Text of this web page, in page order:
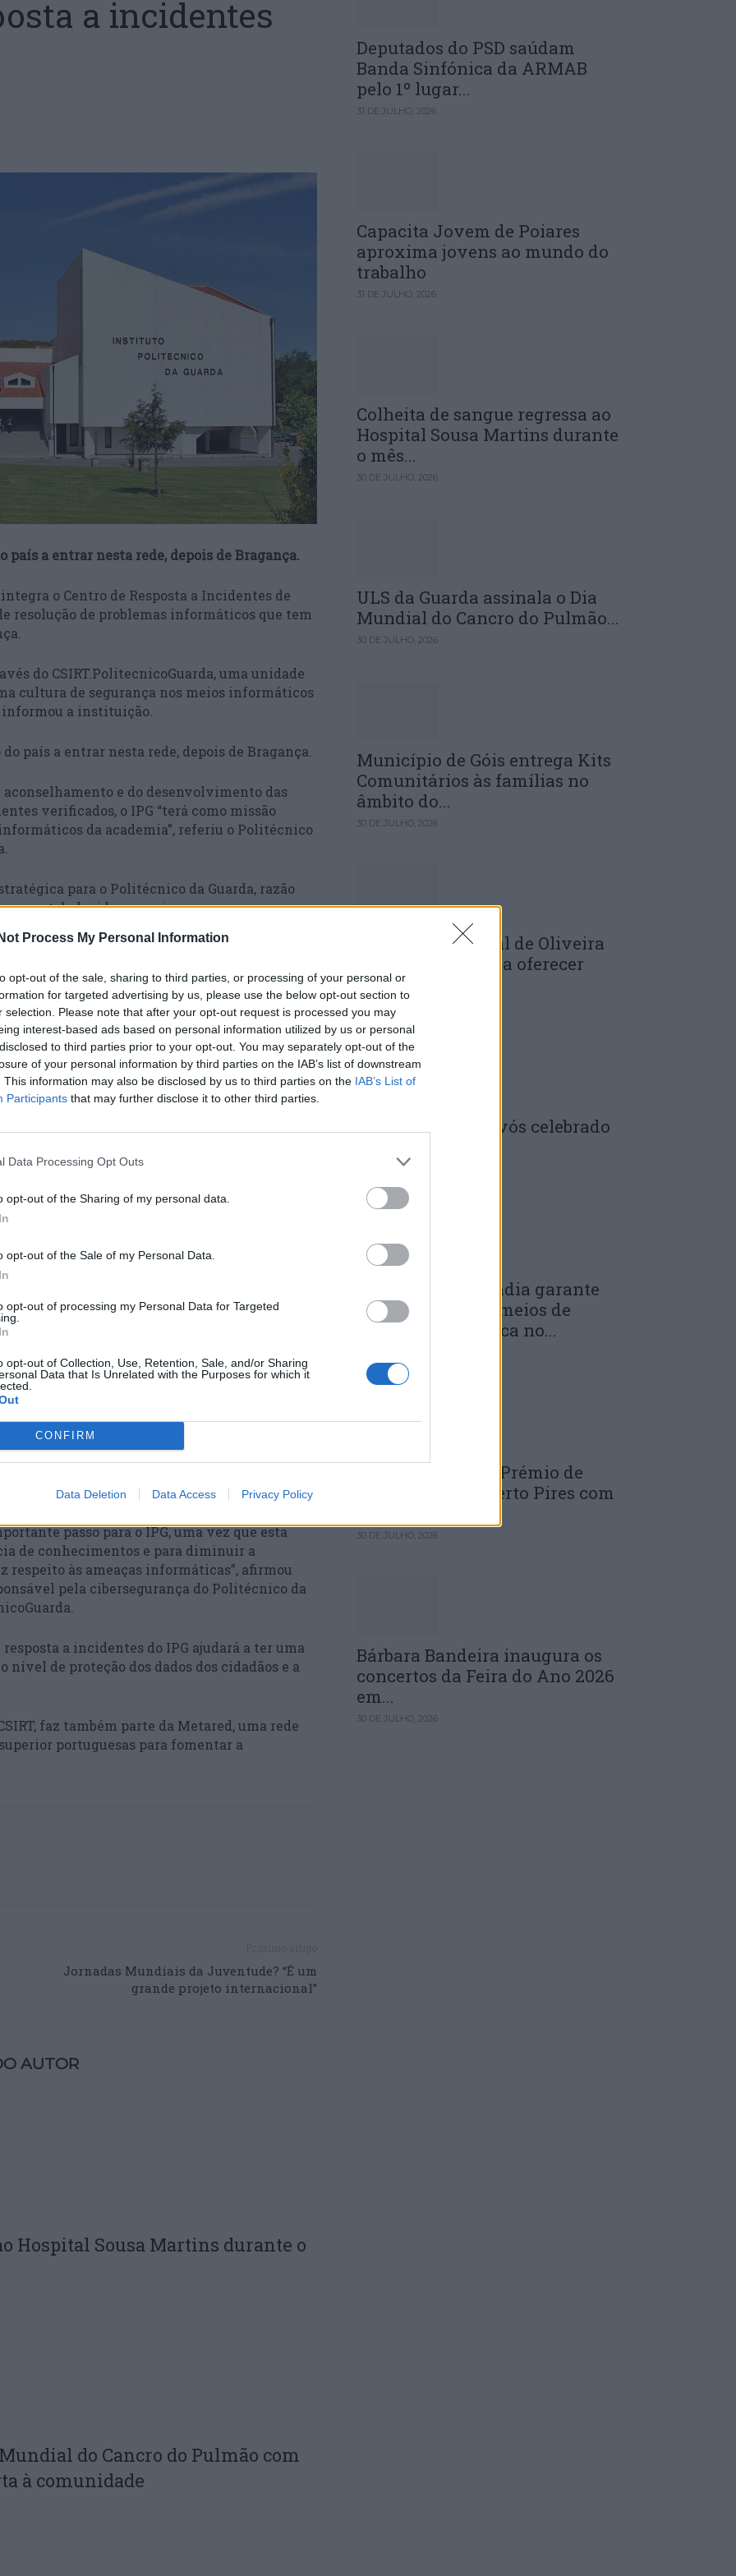
Process My Personal Information
opt-out of the sale, sharing to third parties, or processing of your personal or
for targeted advertising by us, please use the below opt-out section to
selection. Please note that after your opt-out request is processed you may
interest-based ads based on personal information utilized by us or personal
to third parties prior to your opt-out. You may separately opt-out of the
of your personal information by third parties on the IAB’s list of downstream
This information may also be disclosed by us to third parties on the IAB’s List of
Participants that may further disclose it to other third parties.
Data Processing Opt Outs
opt-out of the Sharing of my personal data.
opt-out of the Sale of my Personal Data.
opt-out of processing my Personal Data for Targeted
opt-out of Collection, Use, Retention, Sale, and/or Sharing
Data that Is Unrelated with the Purposes for which it
CONFIRM
Data Deletion Data Access Privacy Policy
a incidentes
a entrar nesta rede, depois de Bragança.
o Centro de Resposta a Incidentes de
resolução de problemas informáticos que tem
do CSIRT.PolitecnicoGuarda, uma unidade
cultura de segurança nos meios informáticos
informou a instituição.
país a entrar nesta rede, depois de Bragança.
aconselhamento e do desenvolvimento das
verificados, o IPG “terá como missão
da academia”, referiu o Politécnico
para o Politécnico da Guarda, razão
e estabelecido parcerias com empresas
setor”, afirmou Joaquim Brigas, presidente
a ser central nas sociedades contemporâneas e
empresas, cidadãos – se empenhem em
sistemas informáticos nas organizações. o
em Portugal”.
aumentar a cibersegurança em Portugal ao
nacionais pela segurança informática.
tem como missão desenvolver os instrumentos
a incidentes nas redes e nas bases
estatística nacional sobre incidentes de
de contramedidas pró-ativas e
em proteção informática e formado
instituição de ensino superior nacional a
(CTeSP) em Cibersegurança e está a
uma das maiores empresas mundiais na
Fortinet na Guarda estão a ser formados
cursos da Academia do Centro Nacional de
passo para o IPG, uma vez que esta
de conhecimentos e para diminuir a
respeito às ameaças informáticas”, afirmou
pela cibersegurança do Politécnico da
a incidentes do IPG ajudará a ter uma
de proteção dos dados dos cidadãos e a
faz também parte da Metared, uma rede
portuguesas para fomentar a
Jornadas Mundiais da Juventude? “É um
grande projeto internacional”
AUTOR
Hospital Sousa Martins durante o
do Cancro do Pulmão com
à comunidade
Deputados do PSD saúdam
Banda Sinfónica da ARMAB
pelo 1º lugar...
31 DE JULHO, 2026
Capacita Jovem de Poiares
aproxima jovens ao mundo do
trabalho
31 DE JULHO, 2026
Colheita de sangue regressa ao
Hospital Sousa Martins durante
o mês...
30 DE JULHO, 2026
ULS da Guarda assinala o Dia
Mundial do Cancro do Pulmão...
30 DE JULHO, 2026
Município de Góis entrega Kits
Comunitários às famílias no
âmbito do...
30 DE JULHO, 2026
Câmara Municipal de Oliveira
do Hospital volta a oferecer
cadernos de...
Penela: Dia dos Avós celebrado
30 DE JULHO, 2026
Município de Anadia garante
manutenção dos meios de
emergência médica no...
Quinta edição do Prémio de
Inovação J. Norberto Pires com
30 DE JULHO, 2026
Bárbara Bandeira inaugura os
concertos da Feira do Ano 2026
em...
30 DE JULHO, 2026